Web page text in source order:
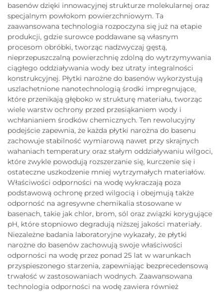
basenów dzięki innowacyjnej strukturze molekularnej oraz
specjalnym powłokom powierzchniowym. Ta
zaawansowana technologia rozpoczyna się już na etapie
produkcji, gdzie surowce poddawane są własnym
procesom obróbki, tworząc nadzwyczaj gęstą,
nieprzepuszczalną powierzchnię zdolną do wytrzymywania
ciągłego oddziaływania wody bez utraty integralności
konstrukcyjnej. Płytki narożne do basenów wykorzystują
uszlachetnione nanotechnologią środki impregnujące,
które przenikają głęboko w strukturę materiału, tworząc
wiele warstw ochrony przed przesiąkaniem wody i
wchłanianiem środków chemicznych. Ten rewolucyjny
podejście zapewnia, że każda płytki narożna do basenu
zachowuje stabilność wymiarową nawet przy skrajnych
wahaniach temperatury oraz stałym oddziaływaniu wilgoci,
które zwykle powodują rozszerzanie się, kurczenie się i
ostateczne uszkodzenie mniej wytrzymałych materiałów.
Właściwości odporności na wodę wykraczają poza
podstawową ochronę przed wilgocią i obejmują także
odporność na agresywne chemikalia stosowane w
basenach, takie jak chlor, brom, sól oraz związki korygujące
pH, które stopniowo degradują niższej jakości materiały.
Niezależne badania laboratoryjne wykazały, że płytki
narożne do basenów zachowują swoje właściwości
odporności na wodę przez ponad 25 lat w warunkach
przyspieszonego starzenia, zapewniając bezprecedensową
trwałość w zastosowaniach wodnych. Zaawansowana
technologia odporności na wodę zawiera również